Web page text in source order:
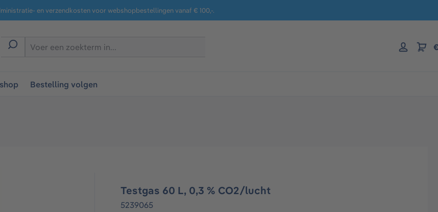
en verzendkosten voor webshopbestellingen vanaf € 100,-.
Bestelling volgen
Testgas 60 L, 0,3 % CO2/lucht
5239065